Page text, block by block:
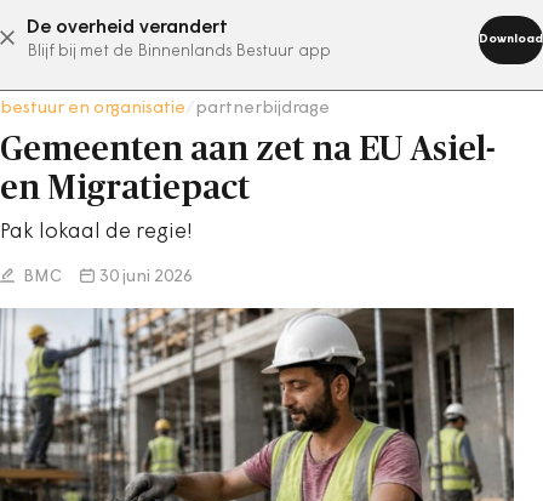
De overheid verandert
Blijf bij met de Binnenlands Bestuur app
Download
abonneer nu
bestuur en organisatie partnerbijdrage
Gemeenten aan zet na EU Asiel-
en Migratiepact
Pak lokaal de regie!
BMC 30 juni 2026